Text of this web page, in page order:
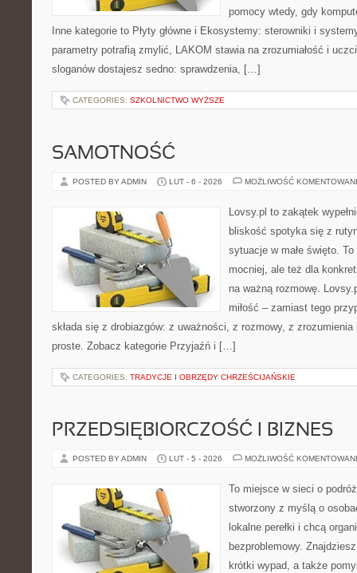
pomocy wtedy, gdy
Inne kategorie to Płyty główne i Ekosystemy: sterowniki i
parametry potrafią zmylić, LAKOM stawia na zrozumiałość i
sloganów dostajesz sedno: sprawdzenia, […]
CATEGORIES: SZKOLNICTWO WYŻSZE
SAMOTNOŚĆ
POSTED BY ADMIN LUT - 6 - 2026 MOŻLIWOŚĆ
Lovsy.pl to zakątek
bliskość spotyka się z
sytuacje w małe święto.
mocniej, ale też dla
na ważną rozmowę.
miłość – zamiast tego
składa się z drobiazgów: z uważności, z rozmowy, z
proste. Zobacz kategorie Przyjaźń i […]
CATEGORIES: TRADYCJE I OBRZĘDY CHRZEŚCIJAŃSKIE
PRZEDSIĘBIORCZOŚĆ I BIZNES
POSTED BY ADMIN LUT - 5 - 2026 MOŻLIWOŚĆ
To miejsce w sieci o
stworzony z myślą o
lokalne perełki i chcą
bezproblemowy.
krótki wypad, a także